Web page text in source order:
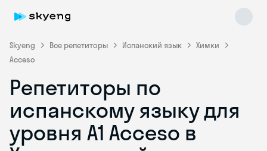
Skyeng Все репетиторы Испанский язык
Химки
Acceso
Репетиторы по
испанскому языку для
уровня A1 Acceso в